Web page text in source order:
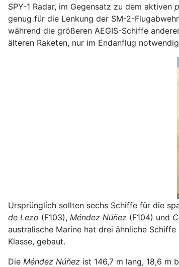
SPY-1 Radar, im Gegensatz zu dem aktiven
genug für die Lenkung der SM-2-
während die größeren AEGIS-Schiffe
älteren Raketen, nur im Endanflug
Ursprünglich sollten sechs Schiffe für die
de Lezo (F103), Méndez Núñez (F104) und
australische Marine hat drei ähnliche
Klasse, gebaut.
Die Méndez Núñez ist 146,7 m lang, 18,6